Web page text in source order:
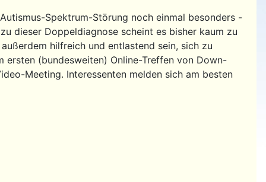
Spektrum-Störung noch einmal besonders -
dieser Doppeldiagnose scheint es bisher kaum zu
hilfreich und entlastend sein, sich zu
ersten (bundesweiten) Online-Treffen von Down-
Meeting. Interessenten melden sich am besten